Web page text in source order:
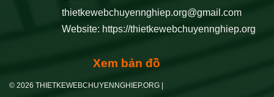
thietkewebchuyennghiep.org@gmail.com
Website: https://thietkewebchuyennghiep.org
Xem bản đồ
© 2026 THIETKEWEBCHUYENNGHIEP.ORG |